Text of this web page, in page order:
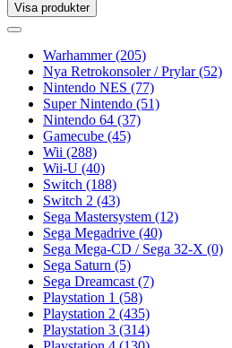
Visa produkter
Toggle
Toggle
navigationWarhammer(205)
Nya Retrokonsoler / Prylar(52)
Nintendo NES (77)
Super Nintendo (51)
Nintendo 64 (37)
Gamecube (45)
Wii (288)
Wii-U (40)
Switch (188)
Switch 2 (43)
Sega Mastersystem (12)
Sega Megadrive (40)
Sega Mega-CD / Sega 32-X (0)
Sega Saturn (5)
Sega Dreamcast (7)
Playstation 1 (58)
Playstation 2 (435)
Playstation 3 (314)